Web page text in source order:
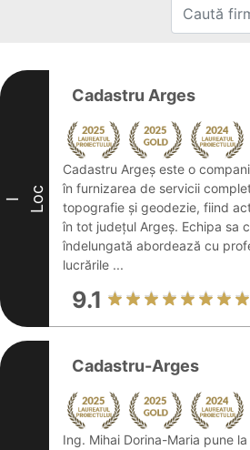
I Loc
Cadastru Arges
Cadastru Argeș este o
în furnizarea de servicii
topografie și geodezie, fiind
în tot județul Argeș. Echipa sa
îndelungată abordează cu
lucrările ...
9.1
Cadastru-Arges
Ing. Mihai Dorina-Maria pune